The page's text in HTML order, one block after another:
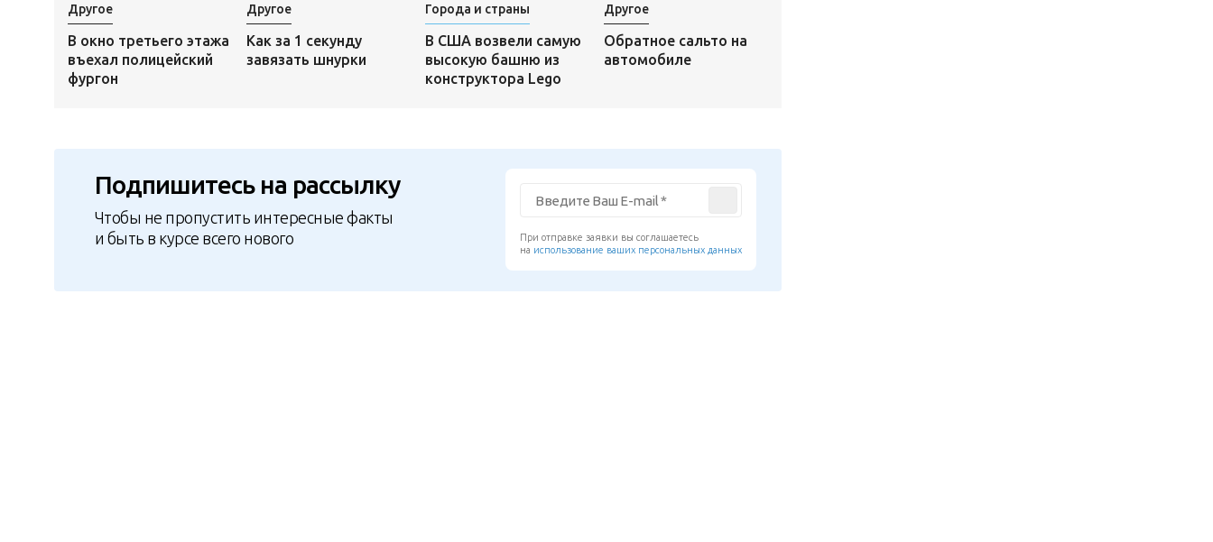
Другое
В окно третьего этажа
въехал полицейский
фургон
Другое
Как за 1 секунду
завязать шнурки
Города и страны
В США возвели самую
высокую башню из
конструктора Lego
Другое
Обратное сальто на
автомобиле
Подпишитесь на рассылку
Чтобы не пропустить интересные факты
и быть в курсе всего нового
При отправке заявки вы соглашаетесь
на использование ваших персональных данных